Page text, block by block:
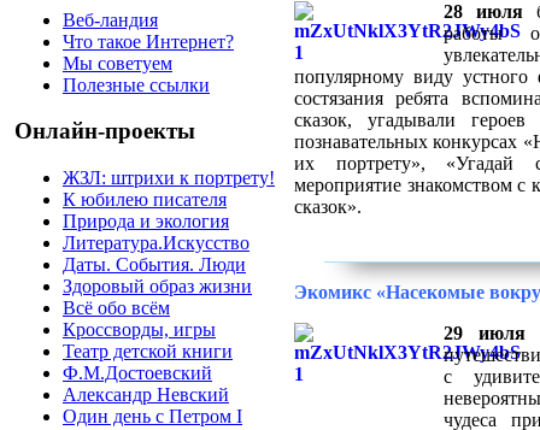
Веб-ландия
Что такое Интернет?
Мы советуем
Полезные ссылки
Онлайн-проекты
ЖЗЛ: штрихи к портрету!
К юбилею писателя
Природа и экология
Литература.Искусство
Даты. События. Люди
Здоровый образ жизни
Всё обо всём
Кроссворды, игры
Театр детской книги
Ф.М.Достоевский
Александр Невский
Один день с Петром I
28 июля
работы
популярному виду устного
состязания ребята
сказок, угадывали
познавательных конкурсах
их портрету», «Угадай
мероприятие знакомством
сказок».
Экомикс «Насекомые
29 июля
с
чудеса